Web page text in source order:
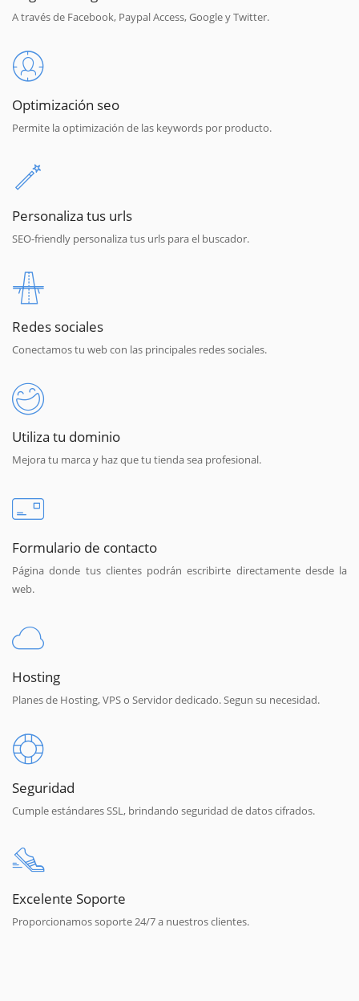
A través de Facebook, Paypal Access, Google y Twitter.
Optimización seo
Permite la optimización de las keywords por producto.
Personaliza tus urls
SEO-friendly personaliza tus urls para el buscador.
Redes sociales
Conectamos tu web con las principales redes sociales.
Utiliza tu dominio
Mejora tu marca y haz que tu tienda sea profesional.
Formulario de contacto
Página donde tus clientes podrán escribirte directamente desde la
web.
Hosting
Planes de Hosting, VPS o Servidor dedicado. Segun su necesidad.
Seguridad
Cumple estándares SSL, brindando seguridad de datos cifrados.
Excelente Soporte
Proporcionamos soporte 24/7 a nuestros clientes.